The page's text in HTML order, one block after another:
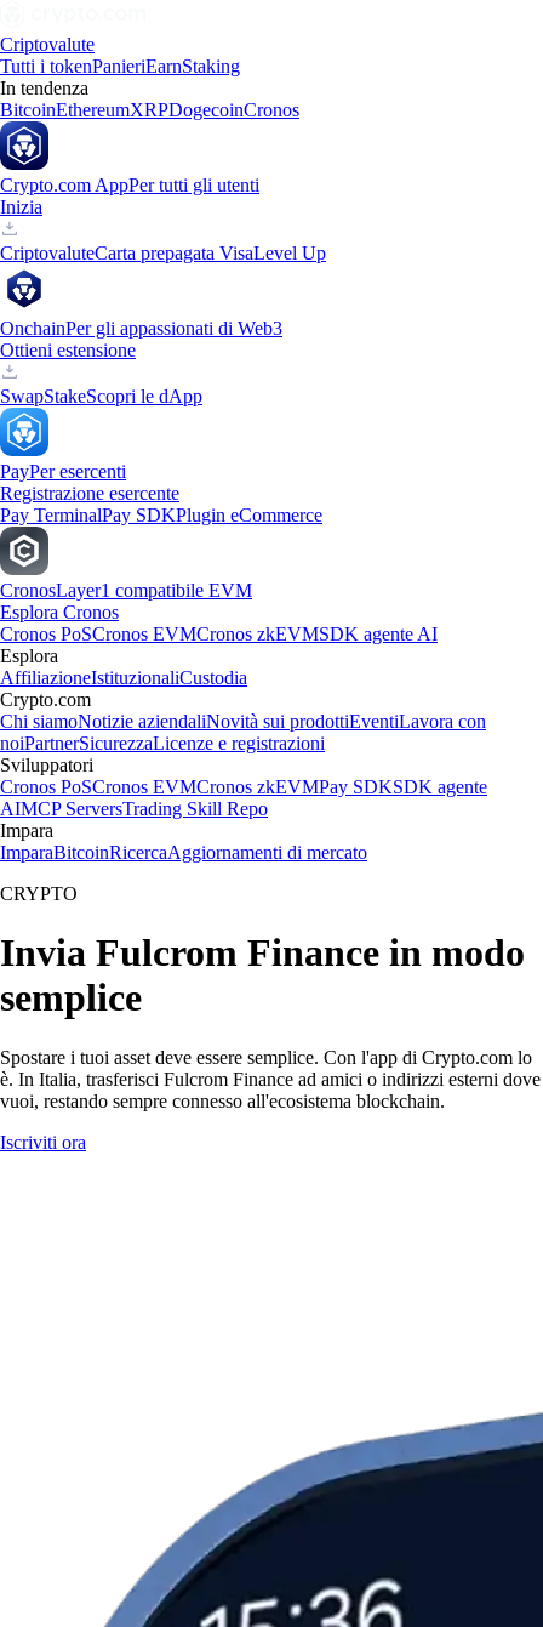
Criptovalute
Tutti i tokenPanieriEarnStaking
In tendenza
BitcoinEthereumXRPDogecoinCronos
Crypto.com AppPer tutti gli utenti
Inizia
CriptovaluteCarta prepagata VisaLevel Up
OnchainPer gli appassionati di Web3
Ottieni estensione
SwapStakeScopri le dApp
PayPer esercenti
Registrazione esercente
Pay TerminalPay SDKPlugin eCommerce
CronosLayer1 compatibile EVM
Esplora Cronos
Cronos PoSCronos EVMCronos zkEVMSDK agente AI
Esplora
AffiliazioneIstituzionaliCustodia
Crypto.com
Chi siamoNotizie aziendaliNovità sui prodottiEventiLavora con
noiPartnerSicurezzaLicenze e registrazioni
Sviluppatori
Cronos PoSCronos EVMCronos zkEVMPay SDKSDK agente
AIMCP ServersTrading Skill Repo
Impara
ImparaBitcoinRicercaAggiornamenti di mercato
CRYPTO
Invia Fulcrom Finance in modo
semplice
Spostare i tuoi asset deve essere semplice. Con l'app di Crypto.com lo
è. In Italia, trasferisci Fulcrom Finance ad amici o indirizzi esterni dove
vuoi, restando sempre connesso all'ecosistema blockchain.
Iscriviti ora